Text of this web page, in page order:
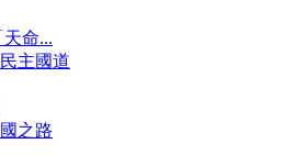
命...
主國道
之路